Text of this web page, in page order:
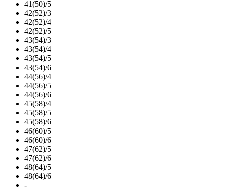
41(50)/5
42(52)/3
42(52)/4
42(52)/5
43(54)/3
43(54)/4
43(54)/5
43(54)/6
44(56)/4
44(56)/5
44(56)/6
45(58)/4
45(58)/5
45(58)/6
46(60)/5
46(60)/6
47(62)/5
47(62)/6
48(64)/5
48(64)/6
-